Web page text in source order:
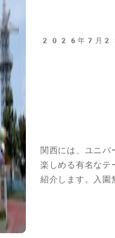
2026年7月
関西には、ユニバ
楽しめる有名な
紹介します。入園